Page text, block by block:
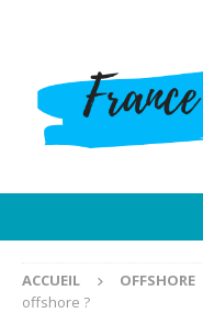
ACCUEIL OFFSHORE
offshore ?